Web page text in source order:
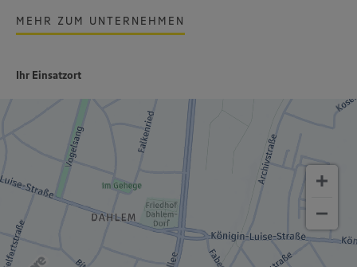
MEHR ZUM UNTERNEHMEN
Ihr Einsatzort